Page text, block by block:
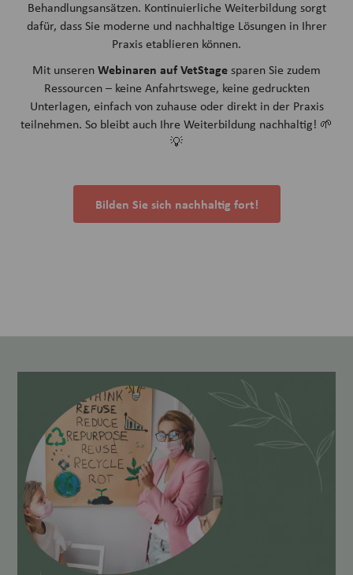
Behandlungsansätzen. Kontinuierliche Weiterbildung sorgt
dafür, dass Sie moderne und nachhaltige Lösungen in Ihrer
Praxis etablieren können.
Mit unserenWebinaren auf VetStagesparen Sie zudem
Ressourcen – keine Anfahrtswege, keine gedruckten
Unterlagen, einfach von zuhause oder direkt in der Praxis
teilnehmen. So bleibt auch Ihre Weiterbildung nachhaltig! 🌱
💡
Bilden Sie sich nachhaltig fort!